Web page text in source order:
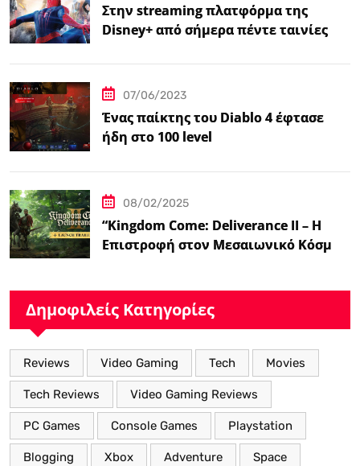
Στην streaming πλατφόρμα της
Disney+ από σήμερα πέντε ταινίες
07/06/2023
Ένας παίκτης του Diablo 4 έφτασε
ήδη στο 100 level
08/02/2025
“Kingdom Come: Deliverance II – Η
Επιστροφή στον Μεσαιωνικό Κόσμο
Δημοφιλείς Κατηγορίες
Reviews Video Gaming Tech Movies
Tech Reviews Video Gaming Reviews
PC Games Console Games Playstation
Blogging Xbox Adventure Space